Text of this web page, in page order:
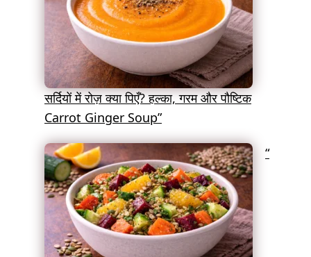
सर्दियों में रोज़ क्या पिएँ? हल्का, गरम और पौष्टिक
Carrot Ginger Soup”
“